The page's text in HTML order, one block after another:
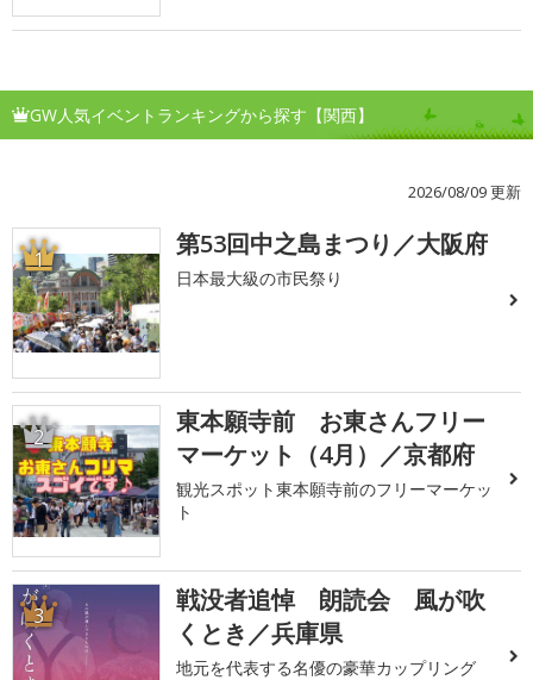
GW人気イベントランキングから探す【関西】
2026/08/09 更新
1 第53回中之島まつり／大阪府
日本最大級の市民祭り
2
東本願寺前 お東さんフリー
マーケット（4月）／京都府
観光スポット東本願寺前のフリーマーケッ
ト
3
戦没者追悼 朗読会 風が吹
くとき／兵庫県
地元を代表する名優の豪華カップリング